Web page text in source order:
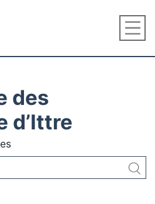
des
d’Ittre